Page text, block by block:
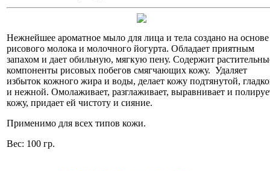
Нежнейшее ароматное мыло для лица и тела создано на основе
рисового молока и молочного йогурта. Обладает приятным
запахом и дает обильную, мягкую пену. Содержит
компоненты рисовых побегов смягчающих кожу. Удаляет
избыток кожного жира и воды, делает кожу подтянутой,
и нежной. Омолаживает, разглаживает, выравнивает и
кожу, придает ей чистоту и сияние.
Применимо для всех типов кожи.
Вес: 100 гр.